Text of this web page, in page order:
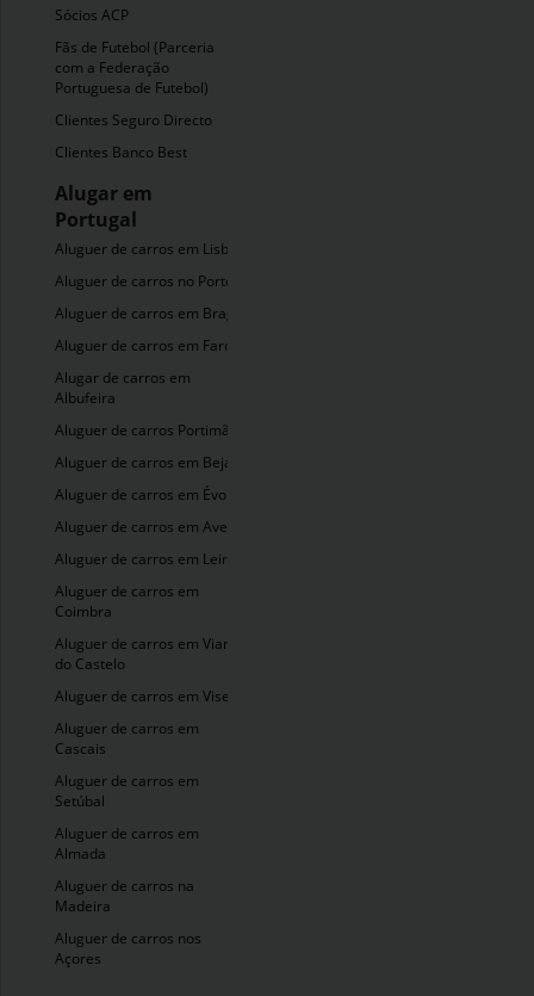
Sócios ACP
Fãs de Futebol (Parceria
com a Federação
Portuguesa de Futebol)
Clientes Seguro Directo
Clientes Banco Best
Alugar em
Portugal
Aluguer de carros em Lisboa
Aluguer de carros no Porto
Aluguer de carros em Braga
Aluguer de carros em Faro
Alugar de carros em
Albufeira
Aluguer de carros Portimão
Aluguer de carros em Beja
Aluguer de carros em Évora
Aluguer de carros em Aveiro
Aluguer de carros em Leiria
Aluguer de carros em
Coimbra
Aluguer de carros em Viana
do Castelo
Aluguer de carros em Viseu
Aluguer de carros em
Cascais
Aluguer de carros em
Setúbal
Aluguer de carros em
Almada
Aluguer de carros na
Madeira
Aluguer de carros nos
Açores